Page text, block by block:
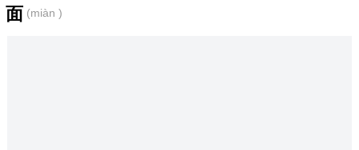
面 (miàn )